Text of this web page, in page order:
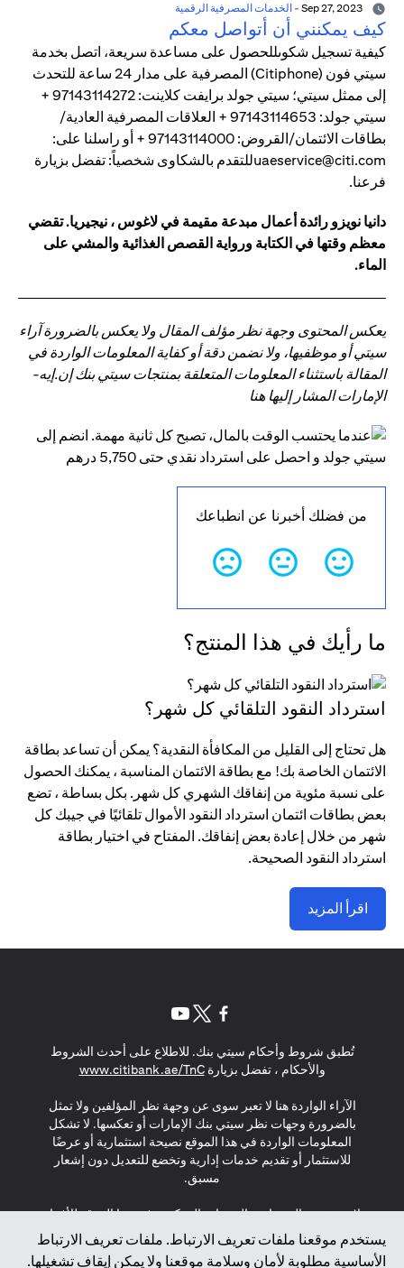
- الخدمات المصرفية الرقمية
كيف يمكنني أن أتواصل معكم
كيفية تسجيل شكوىللحصول على مساعدة سريعة، اتصل بخدمة
سيتي فون (Citiphone) المصرفية على مدار 24 ساعة للتحدث
إلى ممثل سيتي؛ سيتي جولد برايفت كلاينت: 97143114272 +
سيتي جولد: 97143114653 + العلاقات المصرفية العادية/
بطاقات الائتمان/القروض: 97143114000 + أو راسلنا على:
uaeservice@citi.comللتقدم بالشكاوى شخصياً: تفضل بزيارة
فرعنا.
دانيا نويزو رائدة أعمال مبدعة مقيمة في لاغوس ، نيجيريا. تقضي
معظم وقتها في الكتابة ورواية القصص الغذائية والمشي على
الماء.
يعكس المحتوى وجهة نظر مؤلف المقال ولا يعكس بالضرورة آراء
سيتي أو موظفيها، ولا نضمن دقة أو كفاية المعلومات الواردة في
المقالة باستثناء المعلومات المتعلقة بمنتجات سيتي بنك إن.إيه-
الإمارات المشار إليها هنا
من فضلك أخبرنا عن انطباعك
ما رأيك في هذا المنتج؟
استرداد النقود التلقائي كل شهر؟
هل تحتاج إلى القليل من المكافأة النقدية؟ يمكن أن تساعد بطاقة
الائتمان الخاصة بك! مع بطاقة الائتمان المناسبة ، يمكنك الحصول
على نسبة مئوية من إنفاقك الشهري كل شهر. بكل بساطة ، تضع
بعض بطاقات ائتمان استرداد النقود الأموال تلقائيًا في جيبك كل
شهر من خلال إعادة بعض إنفاقك. المفتاح في اختيار بطاقة
استرداد النقود الصحيحة.
اقرأ المزيد
يستخدم موقعنا ملفات تعريف الارتباط. ملفات تعريف الارتباط
الأساسية مطلوبة لأمان وسلامة موقعنا ولا يمكن إيقاف تشغيلها.
تُطبق شروط وأحكام سيتي بنك. للاطلاع على أحدث الشروط
والأحكام ، تفضل بزيارةwww.citibank.ae/TnC
in a new tab
الآراء الواردة هنا لا تعبر سوى عن وجهة نظر المؤلفين ولا تمثل
بالضرورة وجهات نظر سيتي بنك الإمارات أو تعكسها. لا تشكل
المعلومات الواردة في هذا الموقع نصيحة استثمارية أو عرضًا
للاستثمار أو تقديم خدمات إدارية وتخضع للتعديل دون إشعار
مسبق.
لا يتم تقديم المنتجات والخدمات المذكورة في هذا الموقع للأفراد
المقيمين في الاتحاد الأوروبي أو المنطقة الاقتصادية الأوروبية أو
سويسرا أو غيرنسي أو جيرسي أو موناكو أو سان مارينو أو